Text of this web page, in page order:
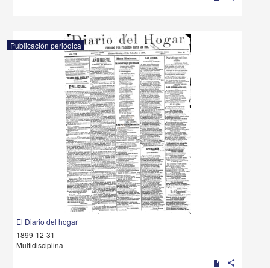
Publicación periódica
El Diario del hogar
1899-12-31
Multidisciplina
share